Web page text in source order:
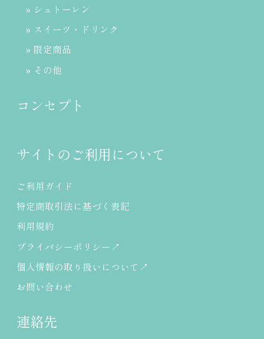
» シュトーレン
» スイーツ・ドリンク
» 限定商品
» その他
コンセプト
サイトのご利用について
ご利用ガイド
特定商取引法に基づく表記
利用規約
プライバシーポリシー
個人情報の取り扱いについて
お問い合わせ
連絡先